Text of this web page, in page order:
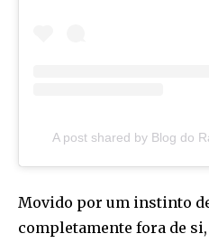
A post shared by Blog do
Movido por um instinto
completamente fora de